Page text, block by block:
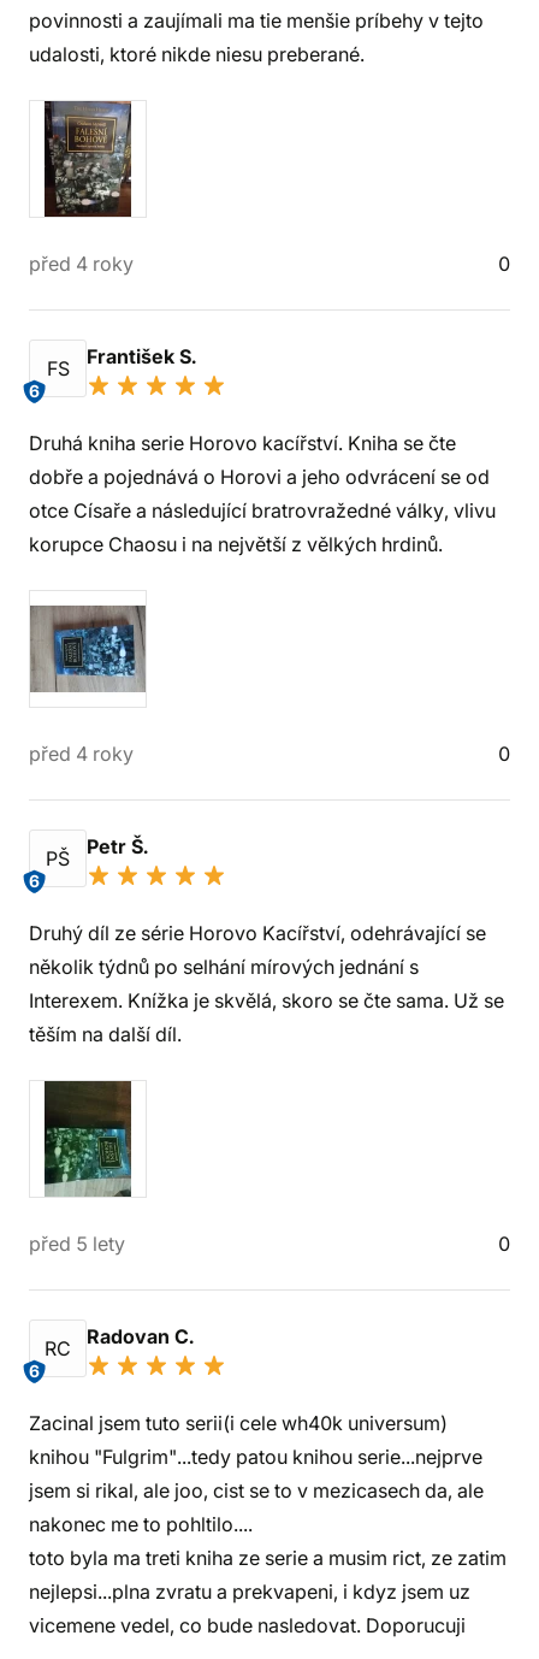
povinnosti a zaujímali ma tie menšie príbehy v tejto
udalosti, ktoré nikde niesu preberané.
před 4 roky 0
FS
6
František S.
Druhá kniha serie Horovo kacířství. Kniha se čte
dobře a pojednává o Horovi a jeho odvrácení se od
otce Císaře a následující bratrovražedné války, vlivu
korupce Chaosu i na největší z vělkých hrdinů.
před 4 roky 0
PŠ
6
Petr Š.
Druhý díl ze série Horovo Kacířství, odehrávající se
několik týdnů po selhání mírových jednání s
Interexem. Knížka je skvělá, skoro se čte sama. Už se
těším na další díl.
před 5 lety 0
RC
6
Radovan C.
Zacinal jsem tuto serii(i cele wh40k universum)
knihou "Fulgrim"...tedy patou knihou serie...nejprve
jsem si rikal, ale joo, cist se to v mezicasech da, ale
nakonec me to pohltilo....
toto byla ma treti kniha ze serie a musim rict, ze zatim
nejlepsi...plna zvratu a prekvapeni, i kdyz jsem uz
vicemene vedel, co bude nasledovat. Doporucuji